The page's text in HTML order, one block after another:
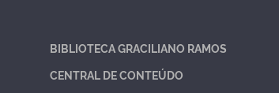
BIBLIOTECA GRACILIANO RAMOS
CENTRAL DE CONTEÚDO